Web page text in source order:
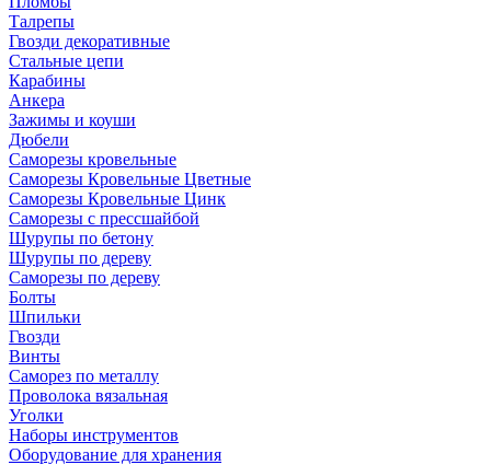
Талрепы
Гвозди декоративные
Стальные цепи
Карабины
Анкера
Зажимы и коуши
Дюбели
Саморезы кровельные
Саморезы Кровельные Цветные
Саморезы Кровельные Цинк
Саморезы с прессшайбой
Шурупы по бетону
Шурупы по дереву
Саморезы по дереву
Болты
Шпильки
Гвозди
Винты
Саморез по металлу
Проволока вязальная
Уголки
Наборы инструментов
Оборудование для хранения